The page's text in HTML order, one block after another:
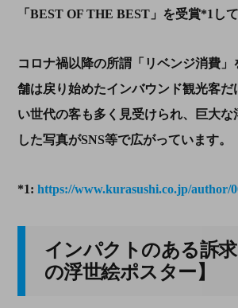
「 BEST OF THE BEST」を受賞*1 し
コロナ禍以降の所謂「リベンジ消費」
舗は戻り始めたインバウンド観光客だ
い世代の客も多く見受けられ、巨大な
した写真がSNS等で広がっています。
*1: https://www.kurasushi.co.jp/author/
インパクトのある訴
の浮世絵ポスター】